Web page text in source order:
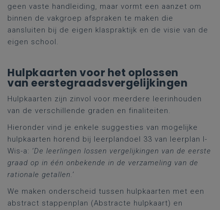
geen vaste handleiding, maar vormt een aanzet om
binnen de vakgroep afspraken te maken die
aansluiten bij de eigen klaspraktijk en de visie van de
eigen school.
Hulpkaarten voor het oplossen
van eerstegraadsvergelijkingen
Hulpkaarten zijn zinvol voor meerdere leerinhouden
van de verschillende graden en finaliteiten.
Hieronder vind je enkele suggesties van mogelijke
hulpkaarten horend bij leerplandoel 33 van leerplan I-
Wis-a: ‘De leerlingen lossen vergelijkingen van de eerste
graad op in één onbekende in de verzameling van de
rationale getallen.’
We maken onderscheid tussen hulpkaarten met een
abstract stappenplan (Abstracte hulpkaart) en